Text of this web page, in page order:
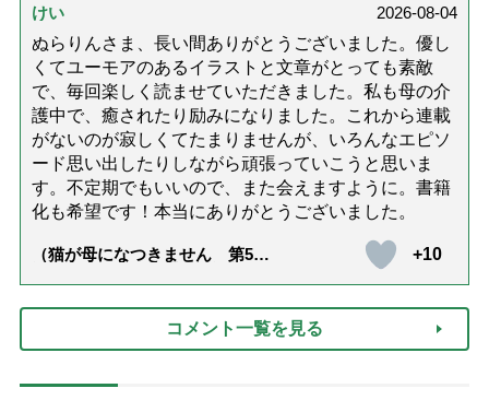
けい
2026-08-04
ぬらりんさま、長い間ありがとうございました。優し
くてユーモアのあるイラストと文章がとっても素敵
で、毎回楽しく読ませていただきました。私も母の介
護中で、癒されたり励みになりました。これから連載
がないのが寂しくてたまりませんが、いろんなエピソ
ード思い出したりしながら頑張っていこうと思いま
す。不定期でもいいので、また会えますように。書籍
化も希望です！本当にありがとうございました。
（猫が母になつきません 第500
+10
コメント一覧を見る